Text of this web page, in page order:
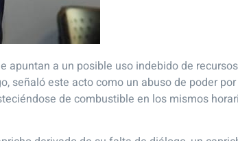
a un posible uso indebido de
señaló este acto como un abuso de poder
de combustible en los mismos